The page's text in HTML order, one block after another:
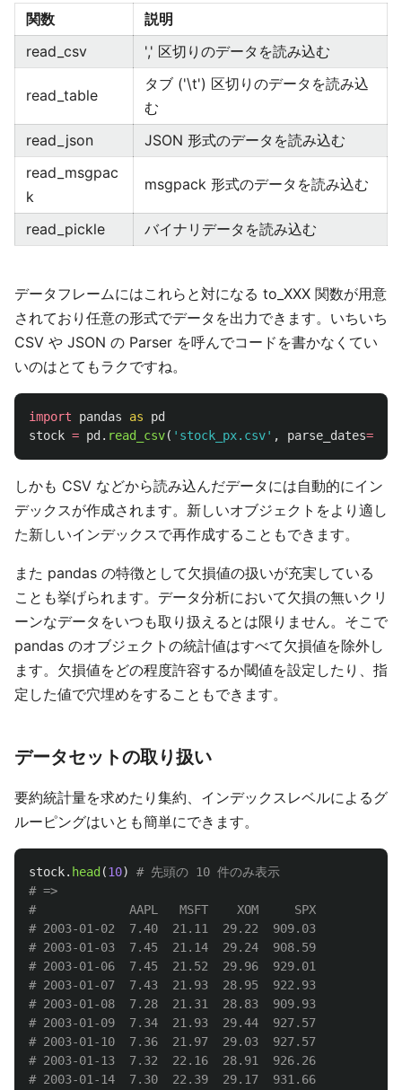
関数
説明
read_csv
',' 区切りのデータを読み込む
read_table
タブ ('\t') 区切りのデータを読み込
む
read_json
JSON 形式のデータを読み込む
read_msgpac
k
msgpack 形式のデータを読み込む
read_pickle バイナリデータを読み込む
データフレームにはこれらと対になる to_XXX 関数が用意
されており任意の形式でデータを出力できます。いちいち
CSV や JSON の Parser を呼んでコードを書かなくてい
いのはとてもラクですね。
import pandas as
pd
stock = pd . read_csv( ' stock_px.csv' , parse_dates=
しかも CSV などから読み込んだデータには自動的にイン
デックスが作成されます。新しいオブジェクトをより適し
た新しいインデックスで再作成することもできます。
また pandas の特徴として欠損値の扱いが充実している
ことも挙げられます。データ分析において欠損の無いクリ
ーンなデータをいつも取り扱えるとは限りません。そこで
pandas のオブジェクトの統計値はすべて欠損値を除外し
ます。欠損値をどの程度許容するか閾値を設定したり、指
定した値で穴埋めをすることもできます。
データセットの取り扱い
要約統計量を求めたり集約、インデックスレベルによるグ
ルーピングはいとも簡単にできます。
stock. head (10)
# 先頭の 10 件のみ表示
# =>
#             AAPL   MSFT    XOM     SPX
# 2003-01-02  7.40  21.11  29.22  909.03
# 2003-01-03  7.45  21.14  29.24  908.59
# 2003-01-06  7.45  21.52  29.96  929.01
# 2003-01-07  7.43  21.93  28.95  922.93
# 2003-01-08  7.28  21.31  28.83  909.93
# 2003-01-09  7.34  21.93  29.44  927.57
# 2003-01-10  7.36  21.97  29.03  927.57
# 2003-01-13  7.32  22.16  28.91  926.26
# 2003-01-14  7.30  22.39  29.17  931.66